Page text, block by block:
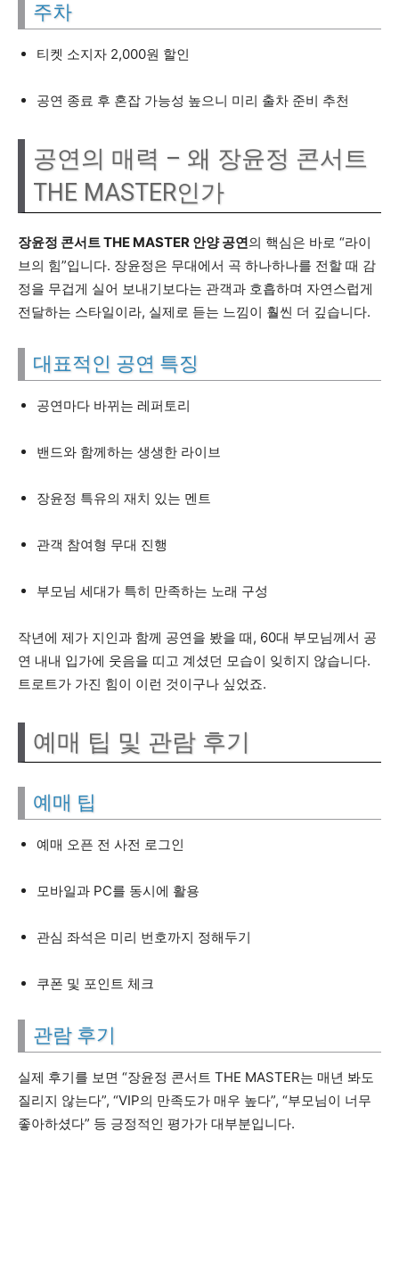
주차
티켓 소지자 2,000원 할인
공연 종료 후 혼잡 가능성 높으니 미리 출차 준비 추천
공연의 매력 – 왜 장윤정 콘서트
THE MASTER인가
장윤정 콘서트 THE MASTER 안양 공연의 핵심은 바로 “라이
브의 힘”입니다. 장윤정은 무대에서 곡 하나하나를 전할 때 감
정을 무겁게 실어 보내기보다는 관객과 호흡하며 자연스럽게
전달하는 스타일이라, 실제로 듣는 느낌이 훨씬 더 깊습니다.
대표적인 공연 특징
공연마다 바뀌는 레퍼토리
밴드와 함께하는 생생한 라이브
장윤정 특유의 재치 있는 멘트
관객 참여형 무대 진행
부모님 세대가 특히 만족하는 노래 구성
작년에 제가 지인과 함께 공연을 봤을 때, 60대 부모님께서 공
연 내내 입가에 웃음을 띠고 계셨던 모습이 잊히지 않습니다.
트로트가 가진 힘이 이런 것이구나 싶었죠.
예매 팁 및 관람 후기
예매 팁
예매 오픈 전 사전 로그인
모바일과 PC를 동시에 활용
관심 좌석은 미리 번호까지 정해두기
쿠폰 및 포인트 체크
관람 후기
실제 후기를 보면 “장윤정 콘서트 THE MASTER는 매년 봐도
질리지 않는다”, “VIP의 만족도가 매우 높다”, “부모님이 너무
좋아하셨다” 등 긍정적인 평가가 대부분입니다.